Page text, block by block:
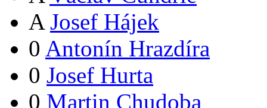
A Josef Hájek
0 Antonín Hrazdíra
0 Josef Hurta
0 Martin Chudoba